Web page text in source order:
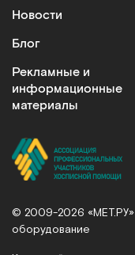
Новости
Блог
Рекламные и
информационные
материалы
© 2009-2026 «МЕТ.РУ»
оборудование